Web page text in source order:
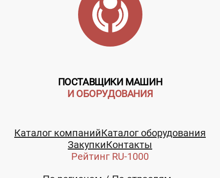
ПОСТАВЩИКИ МАШИН
И ОБОРУДОВАНИЯ
Каталог компанийКаталог оборудования
ЗакупкиКонтакты
Рейтинг RU-1000